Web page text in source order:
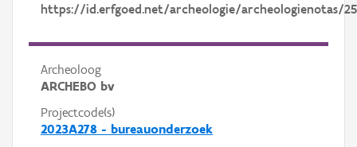
https://id.erfgoed.net/archeologie/archeologienotas/
Archeoloog
ARCHEBO bv
Projectcode(s)
2023A278 - bureauonderzoek